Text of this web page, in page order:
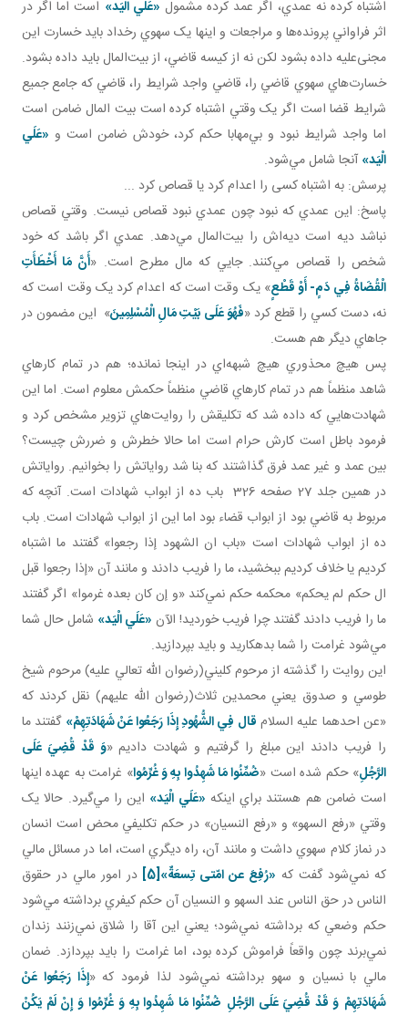
اشتباه کرده نه عمدي، اگر عمد کرده مشمول «عَلَي الْيَد» است اما اگر در
اثر فراواني پرونده‌ها و مراجعات و اينها يک سهوي رخداد بايد خسارت اين
مجنی‌عليه داده بشود لکن نه از کيسه قاضي، از بيت‌المال بايد داده بشود.
خسارت‌هاي سهوي قاضي را، قاضي واجد شرايط را، قاضي که جامع جميع
شرايط قضا است اگر يک وقتي اشتباه کرده است بيت المال ضامن است
اما واجد شرايط نبود و بي‌مهابا حکم کرد، خودش ضامن است و «عَلَي
الْيَد» آنجا شامل مي‌شود.
پرسش: به اشتباه کسی را اعدام کرد يا قصاص کرد ...
پاسخ: اين عمدي که نبود چون عمدي نبود قصاص نيست. وقتي قصاص
نباشد ديه است ديه‌اش را بيت‌المال مي‌دهد. عمدي اگر باشد که خود
شخص را قصاص مي‌کنند. جايي که مال مطرح است. «أَنَّ مَا أَخْطَأَتِ
الْقُضَاةُ فِي دَمٍ- أَوْ قَطْعٍ» يک وقت است که اعدام کرد يک وقت است که
نه، دست کسي را قطع کرد «فَهُوَ عَلَى بَيْتِ مَالِ الْمُسْلِمِينَ» اين مضمون در
جاهاي ديگر هم هست.
پس هيچ محذوري هيچ شبهه‌اي در اينجا نمانده؛ هم در تمام کارهاي
شاهد منظماً هم در تمام کارهاي قاضي منظماً حکمش معلوم است. اما اين
شهادت‌هايي که داده شد که تکليقش را روايت‌هاي تزوير مشخص کرد و
فرمود باطل است کارش حرام است اما حالا خطرش و ضررش چيست؟
بين عمد و غير عمد فرق گذاشتند که بنا شد رواياتش را بخوانيم. رواياتش
در همين جلد 27 صفحه 326 باب ده از ابواب شهادات است. آنچه که
مربوط به قاضي بود از ابواب قضاء بود اما اين از ابواب شهادات است. باب
ده از ابواب شهادات است «باب ان الشهود إذا رجعوا» گفتند ما اشتباه
کرديم يا خلاف کرديم ببخشيد، ما را فريب دادند و مانند آن «إذا رجعوا قبل
ال حکم لم يحکم» محکمه حکم نمي‌کند «و إن کان بعده غرموا» اگر گفتند
ما را فريب دادند گفتند چرا فريب خورديد! الآن «عَلَي الْيَد» شامل حال شما
مي‌شود غرامت را شما بدهکاريد و بايد بپردازيد.
اين روايت را گذشته از مرحوم کليني(رضوان الله تعالي عليه) مرحوم شيخ
طوسي و صدوق يعني محمدين ثلاث(رضوان الله عليهم) نقل کردند که
«عن احدهما عليه السلام قال فِي الشُّهُودِ إِذَا رَجَعُوا عَنْ شَهَادَتِهِمْ» گفتند ما
را فريب دادند اين مبلغ را گرفتيم و شهادت داديم «وَ قَدْ قُضِيَ عَلَى
الرَّجُلِ» حکم شده است «ضُمِّنُوا مَا شَهِدُوا بِهِ وَ غُرِّمُوا» غرامت به عهده اينها
است ضامن هم هستند براي اينکه «عَلَي الْيَد» اين را مي‌گيرد. حالا يک
وقتي «رفع السهو» و «رفع النسيان» در حکم تکليفي محض است انسان
در نماز کلام سهوي داشت و مانند آن، راه ديگري است، اما در مسائل مالي
که نمي‌شود گفت که «رُفِعَ عن امّتی تِسعَةٌ»[5]
در امور مالي در حقوق
الناس در حق الناس عند السهو و النسيان آن حکم کيفري برداشته مي‌شود
حکم وضعي که برداشته نمي‌شود؛ يعني اين آقا را شلاق نمي‌زنند زندان
نمي‌برند چون واقعاً فراموش کرده بود، اما غرامت را بايد بپردازد. ضمان
مالي با نسيان و سهو برداشته نمي‌شود لذا فرمود که «إِذَا رَجَعُوا عَنْ
شَهَادَتِهِمْ وَ قَدْ قُضِيَ عَلَى الرَّجُلِ ضُمِّنُوا مَا شَهِدُوا بِهِ وَ غُرِّمُوا وَ إِنْ لَمْ يَكُنْ